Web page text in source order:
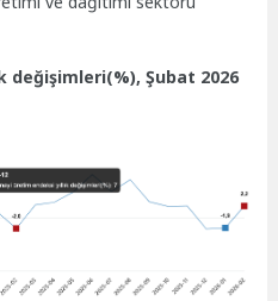
değişimleri(%), Şubat 2026